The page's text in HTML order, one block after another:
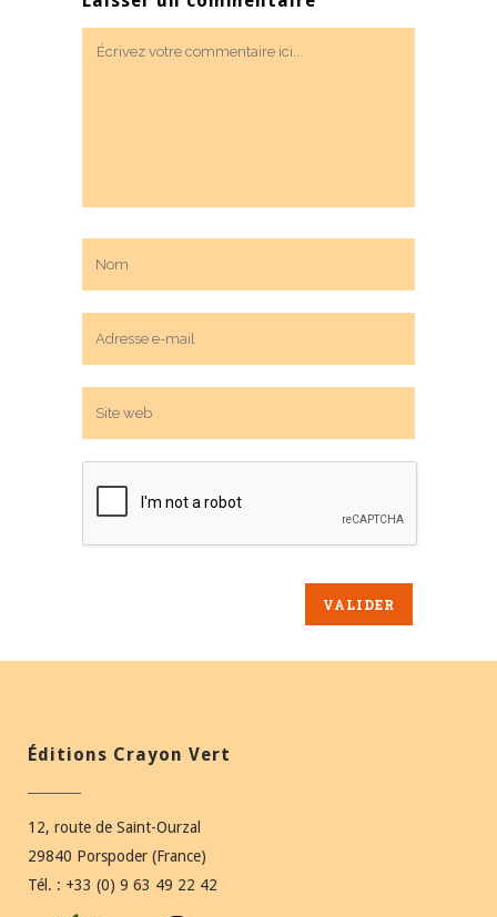
Éditions Crayon Vert
12, route de Saint-Ourzal
29840 Porspoder (France)
Tél. : +33 (0) 9 63 49 22 42